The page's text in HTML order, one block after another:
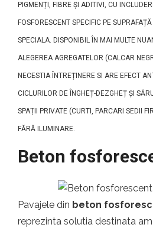
PIGMENȚI, FIBRE ȘI ADITIVI, CU
FOSFORESCENT SPECIFIC PE
SPECIALA. DISPONIBIL ÎN MAI MULTE
ALEGEREA AGREGATELOR (CALCAR
NECESTIA ÎNTREȚINERE SI ARE EFECT
CICLURILOR DE ÎNGHEȚ-DEZGHEȚ ȘI
SPAȚII PRIVATE (CURTI, PARCARI SEDII
FĂRĂ ILUMINARE.
Beton
Pavajele din beton
reprezinta solutia destinata